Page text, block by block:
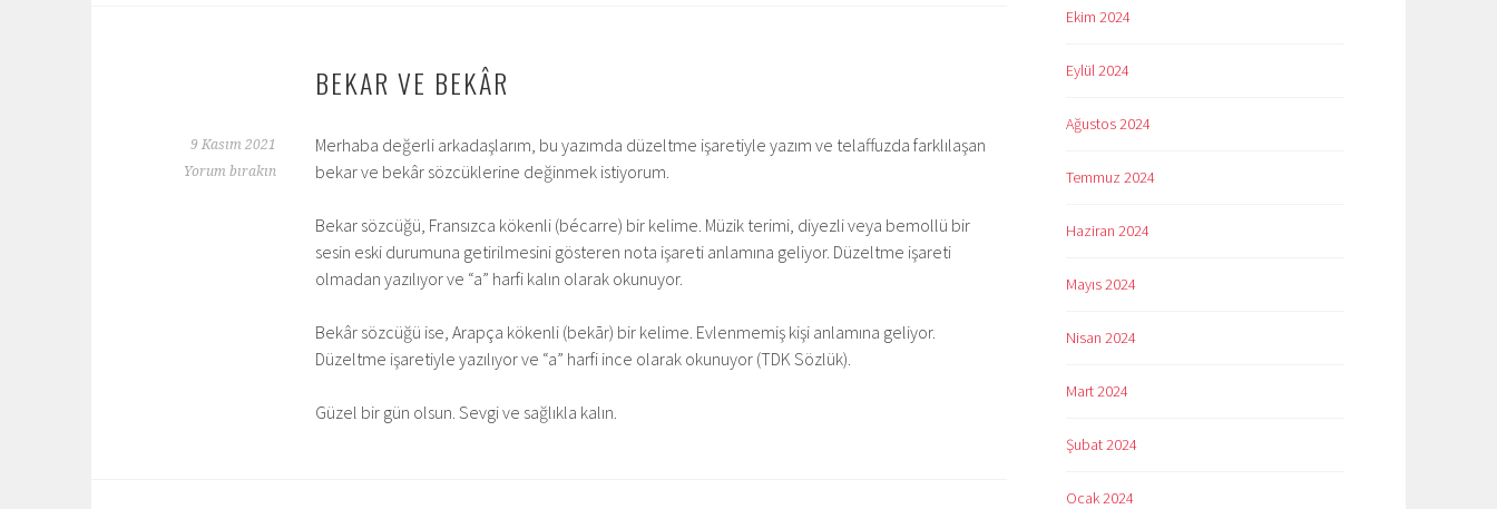
BEKAR VE BEKÂR
9 Kasım 2021
Yorum bırakın
Merhaba değerli arkadaşlarım, bu yazımda düzeltme işaretiyle yazım ve telaffuzda farklılaşan
bekar ve bekâr sözcüklerine değinmek istiyorum.
Bekar sözcüğü, Fransızca kökenli (bécarre) bir kelime. Müzik terimi, diyezli veya bemollü bir
sesin eski durumuna getirilmesini gösteren nota işareti anlamına geliyor. Düzeltme işareti
olmadan yazılıyor ve “a” harfi kalın olarak okunuyor.
Bekâr sözcüğü ise, Arapça kökenli (bekār) bir kelime. Evlenmemiş kişi anlamına geliyor.
Düzeltme işaretiyle yazılıyor ve “a” harfi ince olarak okunuyor (TDK Sözlük).
Güzel bir gün olsun. Sevgi ve sağlıkla kalın.
Ekim 2024
Eylül 2024
Ağustos 2024
Temmuz 2024
Haziran 2024
Mayıs 2024
Nisan 2024
Mart 2024
Şubat 2024
Ocak 2024